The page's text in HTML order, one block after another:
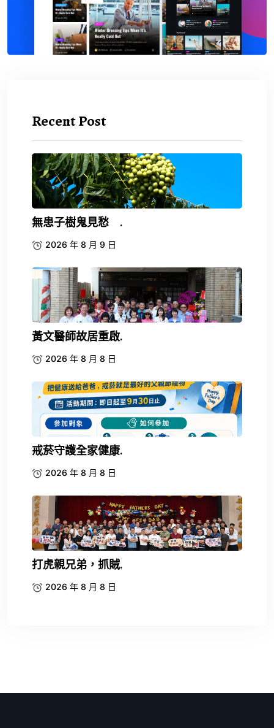
Recent Post
無患子樹鬼見愁 .
2026 年 8 月 9 日
黃文醫師故居重啟.
2026 年 8 月 8 日
戒菸守護全家健康.
2026 年 8 月 8 日
打虎親兄弟，抓賊.
2026 年 8 月 8 日